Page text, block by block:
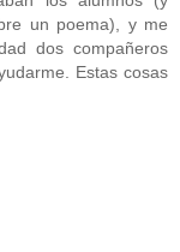
un poema), y me
dos compañeros
Estas cosas